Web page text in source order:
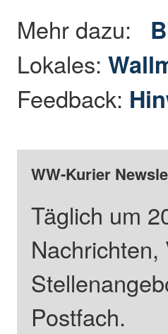
Mehr dazu:
Lokales:
Feedback:
WW-Kurier
Täglich um
Postfach.